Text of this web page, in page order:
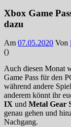
Xbox Game
dazu
Am 07.05.2020 Von
()
Auch diesen Monat
Game Pass für den
während andere
anderem könnt ihr
IX und Metal Gear
genau gehen und
Nachgang.